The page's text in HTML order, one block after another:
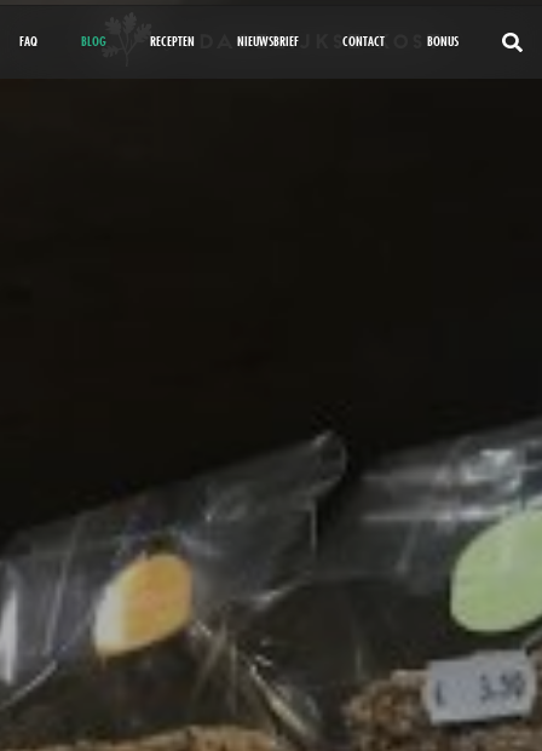
FAQ BLOG RECEPTEN NIEUWSBRIEF CONTACT BONUS